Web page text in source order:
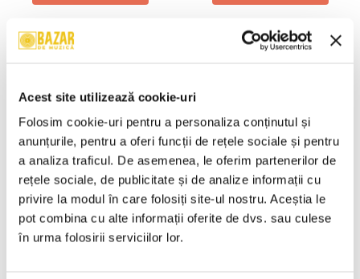
Acest site utilizează cookie-uri
Folosim cookie-uri pentru a personaliza conținutul și
anunțurile, pentru a oferi funcții de rețele sociale și pentru
a analiza traficul. De asemenea, le oferim partenerilor de
rețele sociale, de publicitate și de analize informații cu
privire la modul în care folosiți site-ul nostru. Aceștia le
pot combina cu alte informații oferite de dvs. sau culese
în urma folosirii serviciilor lor.
Wolfgang Amadeus Mozart –
Cheb Mami – Du Sud Au Nord
Chopin* – Nocturne Și
Mazurci (CASETA)
50,00 Lei
ADAUGA IN COS
Ravel* / Minkus* / Lalo* –
Bolero / Bolero Și Dans /
Simfonia Spaniolă (CASETA)
50,00 Lei